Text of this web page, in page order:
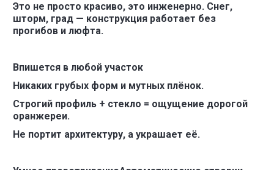
Это не просто красиво, это инженерно. Снег,
шторм, град — конструкция работает без
прогибов и люфта.
Впишется в любой участок
Никаких грубых форм и мутных плёнок.
Строгий профиль + стекло = ощущение дорогой
оранжереи.
Н е портит архитектуру, а украшает её.